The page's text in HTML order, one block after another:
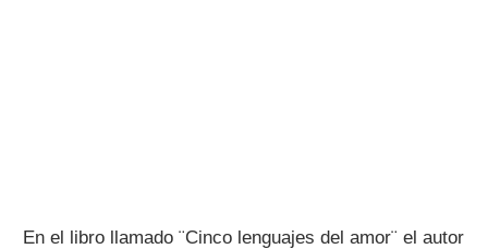
En el libro llamado ¨Cinco lenguajes del amor¨ el autor